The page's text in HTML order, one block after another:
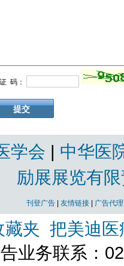
码：
学会 | 中华医
励展展览有
刊登广告 友情链接 广告代
藏夹 把美迪
业务联系：